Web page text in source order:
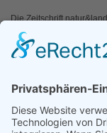
Die Zeitschrift natur&land
Archiv
Mediadaten
Fotos und Logos
Presseaussendungen